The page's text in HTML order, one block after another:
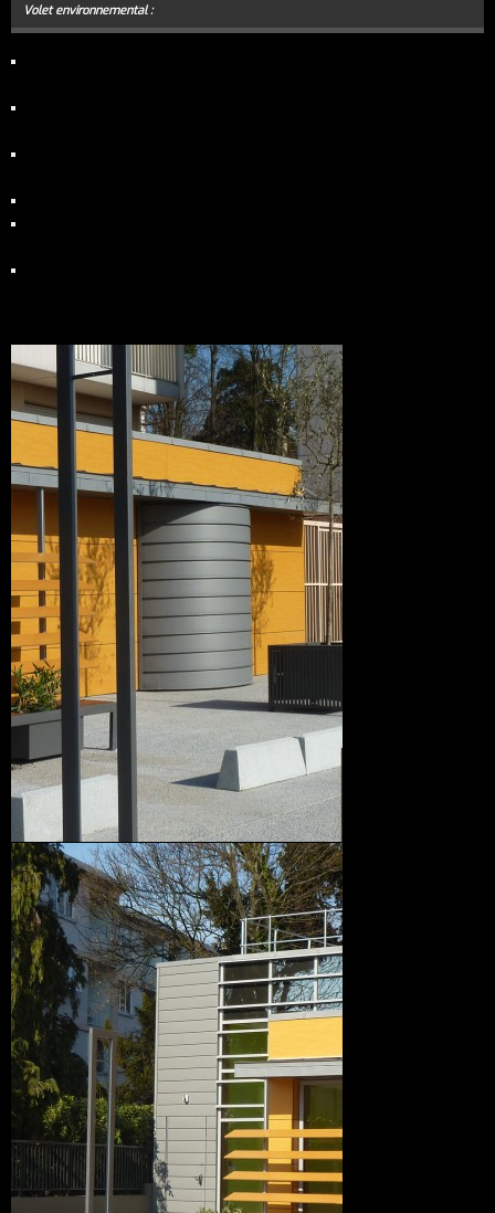
Volet environnemental :